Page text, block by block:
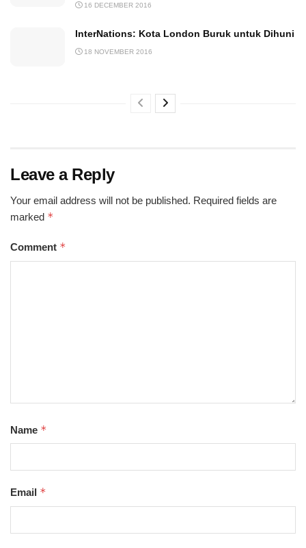
16 DECEMBER 2016
InterNations: Kota London Buruk untuk Dihuni
18 NOVEMBER 2016
Leave a Reply
Your email address will not be published. Required fields are
marked *
Comment *
Name *
Email *